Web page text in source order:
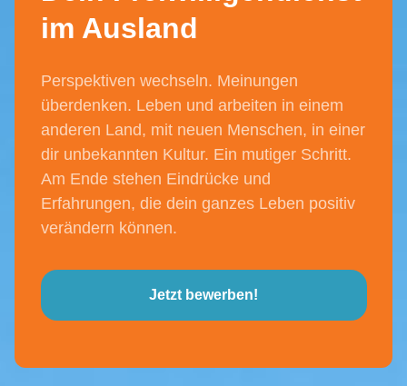
im Ausland
Perspektiven wechseln. Meinungen
überdenken. Leben und arbeiten in einem
anderen Land, mit neuen Menschen, in einer
dir unbekannten Kultur. Ein mutiger Schritt.
Am Ende stehen Eindrücke und
Erfahrungen, die dein ganzes Leben positiv
verändern können.
Jetzt bewerben!